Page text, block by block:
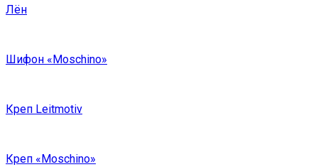
Лён
Шифон «Moschino»
Креп Leitmotiv
Креп «Moschino»